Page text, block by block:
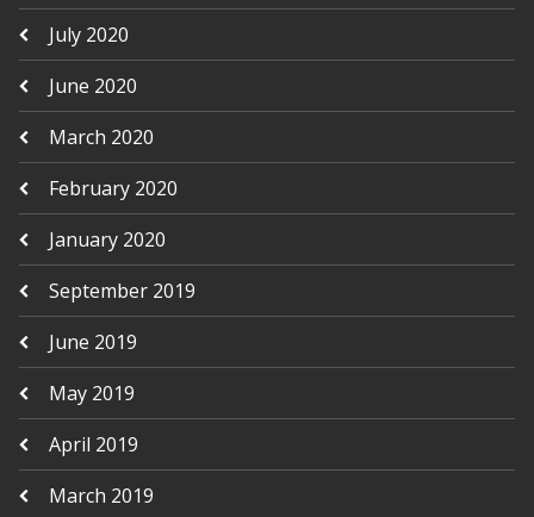
July 2020
June 2020
March 2020
February 2020
January 2020
September 2019
June 2019
May 2019
April 2019
March 2019